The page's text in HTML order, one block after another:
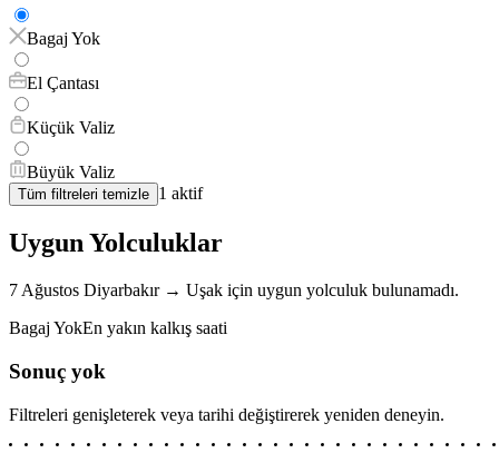
Bagaj Yok
El Çantası
Küçük Valiz
Büyük Valiz
Tüm filtreleri temizle 1 aktif
Uygun Yolculuklar
7 Ağustos Diyarbakır→ Uşak için uygun yolculuk bulunamadı.
Bagaj YokEn yakın kalkış saati
Sonuç yok
Filtreleri genişleterek veya tarihi değiştirerek yeniden deneyin.